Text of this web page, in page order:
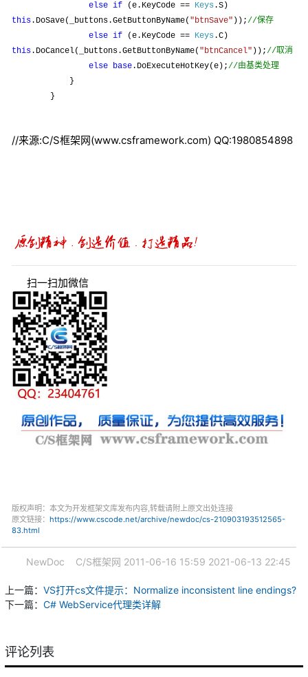
else if (e.KeyCode == Keys .S)
this.DoSave(_buttons.GetButtonByName( "btnSave" ));//保存
else if (e.KeyCode == Keys .C)
this.DoCancel(_buttons.GetButtonByName( "btnCancel" ));//取消
else base.DoExecuteHotKey(e);//由基类处理
}
}
//来源:C/S框架网(www.csframework.com) QQ:1980854898
扫一扫加微信
版权声明：本文为开发框架文库发布内容,转载请附上原文出处连接
原文链接： https://www.cscode.net/archive/newdoc/cs-210903193512565-
83.html
NewDoc C/S框架网 2011-06-16 15:59 2021-06-13 22:45
上一篇： VS打开cs文件提示：Normalize inconsistent line endings?
下一篇： C# WebService代理类详解
评论列表